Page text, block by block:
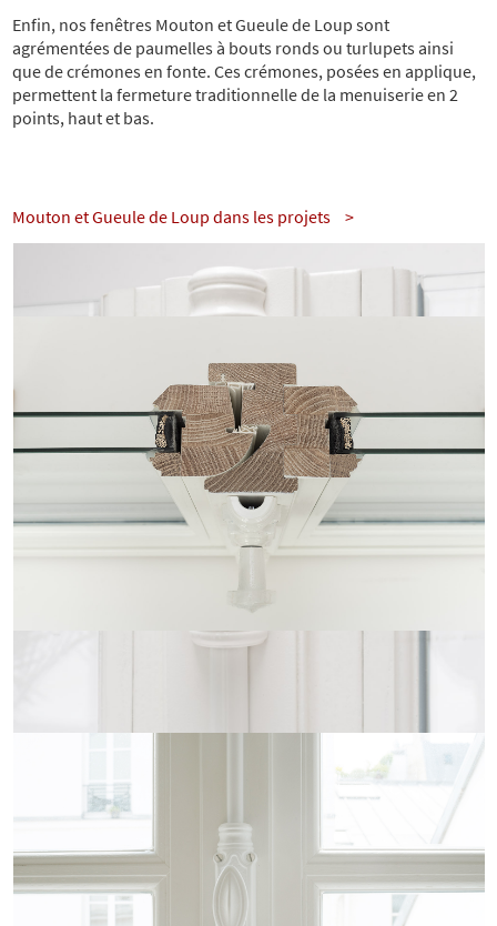
Enfin, nos fenêtres Mouton et Gueule de Loup sont
agrémentées de paumelles à bouts ronds ou turlupets ainsi
que de crémones en fonte. Ces crémones, posées en applique,
permettent la fermeture traditionnelle de la menuiserie en 2
points, haut et bas.
Mouton et Gueule de Loup dans les projets